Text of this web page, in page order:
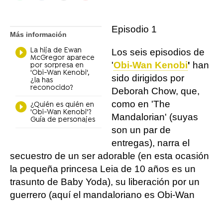
Más información
La hija de Ewan
McGregor aparece
por sorpresa en
'Obi-Wan Kenobi',
¿la has
reconocido?
¿Quién es quién en
'Obi-Wan Kenobi'?
Guía de personajes
Episodio 1
Los seis episodios de
'Obi-Wan Kenobi' han
sido dirigidos por
Deborah Chow, que,
como en 'The
Mandalorian' (suyas
son un par de
entregas), narra el
secuestro de un ser adorable (en esta ocasión
la pequeña princesa Leia de 10 años es un
trasunto de Baby Yoda), su liberación por un
guerrero (aquí el mandaloriano es Obi-Wan